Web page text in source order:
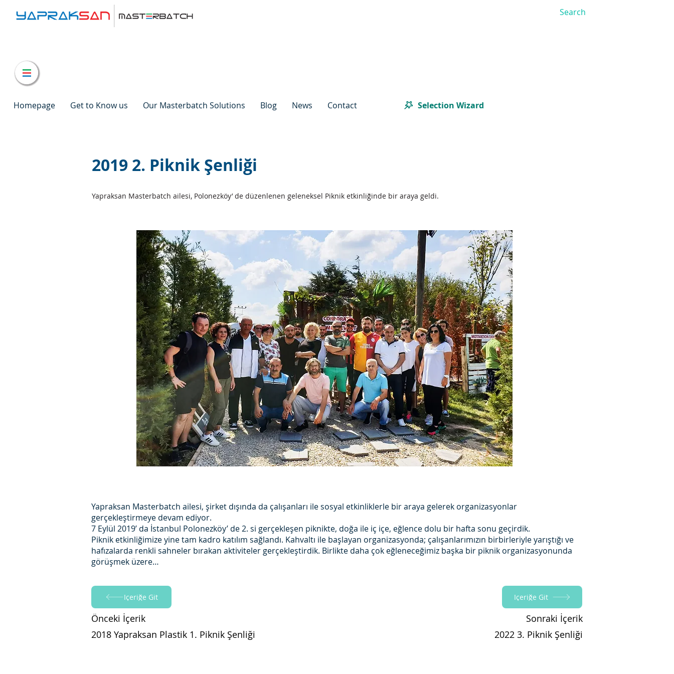
Homepage Get to Know us Our Masterbatch Solutions Blog News Contact Selection Wizard
2019 2. Piknik Şenliği
Yapraksan Masterbatch ailesi, Polonezköy’ de düzenlenen geleneksel Piknik etkinliğinde bir araya geldi.
Yapraksan Masterbatch ailesi, şirket dışında da çalışanları ile sosyal etkinliklerle bir araya gelerek organizasyonlar
gerçekleştirmeye devam ediyor.
7 Eylül 2019’ da İstanbul Polonezköy’ de 2. si gerçekleşen piknikte, doğa ile iç içe, eğlence dolu bir hafta sonu geçirdik.
Piknik etkinliğimize yine tam kadro katılım sağlandı. Kahvaltı ile başlayan organizasyonda; çalışanlarımızın birbirleriyle yarıştığı ve
hafızalarda renkli sahneler bırakan aktiviteler gerçekleştirdik. Birlikte daha çok eğleneceğimiz başka bir piknik organizasyonunda
görüşmek üzere…
İçeriğe Git
Önceki İçerik
2018 Yapraksan Plastik 1. Piknik Şenliği
İçeriğe Git
Sonraki İçerik
2022 3. Piknik Şenliği